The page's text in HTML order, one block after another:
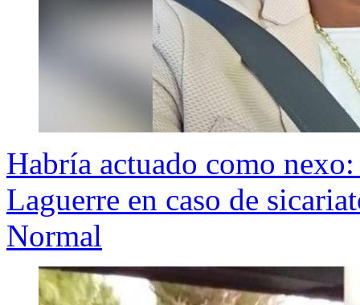
Habría actuado como
Laguerre en caso de
Normal